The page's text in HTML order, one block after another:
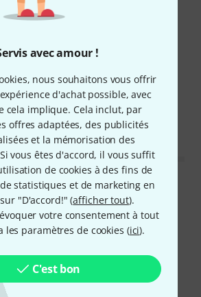
avec amour !
nous souhaitons vous offrir
d'achat possible, avec
cela implique. Cela inclut, par
offres adaptées, des publicités
et la mémorisation des
vous êtes d'accord, il vous suffit
de cookies à des fins de
statistiques et de marketing en
"D'accord!" (afficher tout).
votre consentement à tout
les paramètres de cookies (ici).
C'est bon
plus
SIGNALER L'ÉVALUATION
Monsieur M 28.07.2021